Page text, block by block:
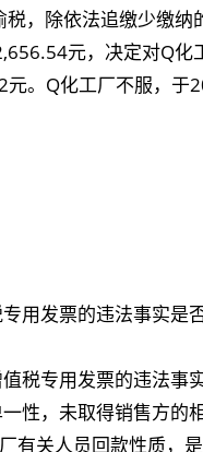
，除依法追缴少缴
元，决定对Q化
。Q化工厂不服，于
用发票的违法事实是
税专用发票的违法事
性，未取得销售方的
有关人员回款性质，